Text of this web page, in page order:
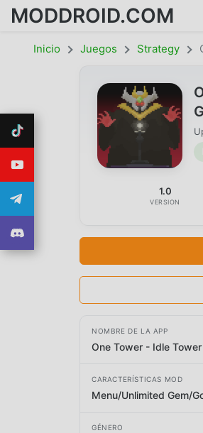
MODDROID.COM
Inicio Juegos Strategy
1.0
VERSION
NOMBRE DE LA APP
One Tower - Idle
CARACTERÍSTICAS MOD
Menu/Unlimited Gem/
GÉNERO